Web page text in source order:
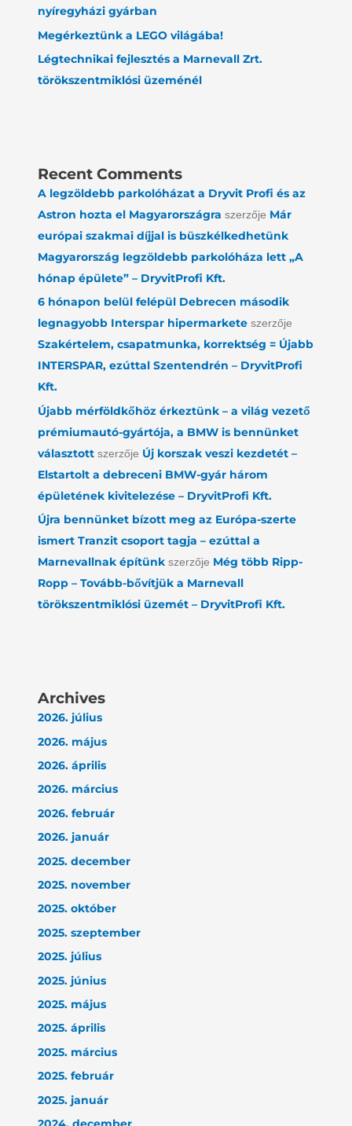
nyíregyházi gyárban
Megérkeztünk a LEGO világába!
Légtechnikai fejlesztés a Marnevall Zrt.
törökszentmiklósi üzeménél
Recent Comments
A legzöldebb parkolóházat a Dryvit Profi és az
Astron hozta el Magyarországra szerzője Már
európai szakmai díjjal is büszkélkedhetünk
Magyarország legzöldebb parkolóháza lett „A
hónap épülete” – DryvitProfi Kft.
6 hónapon belül felépül Debrecen második
legnagyobb Interspar hipermarkete szerzője
Szakértelem, csapatmunka, korrektség = Újabb
INTERSPAR, ezúttal Szentendrén – DryvitProfi
Kft.
Újabb mérföldkőhöz érkeztünk – a világ vezető
prémiumautó-gyártója, a BMW is bennünket
választott szerzője Új korszak veszi kezdetét –
Elstartolt a debreceni BMW-gyár három
épületének kivitelezése – DryvitProfi Kft.
Újra bennünket bízott meg az Európa-szerte
ismert Tranzit csoport tagja – ezúttal a
Marnevallnak építünk szerzője Még több Ripp-
Ropp – Tovább-bővítjük a Marnevall
törökszentmiklósi üzemét – DryvitProfi Kft.
Archives
2026. július
2026. május
2026. április
2026. március
2026. február
2026. január
2025. december
2025. november
2025. október
2025. szeptember
2025. július
2025. június
2025. május
2025. április
2025. március
2025. február
2025. január